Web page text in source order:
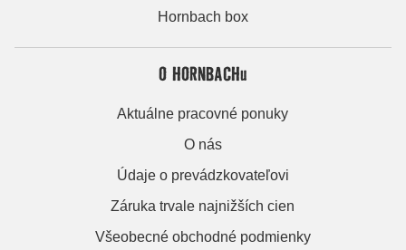
Hornbach box
O HORNBACHu
Aktuálne pracovné ponuky
O nás
Údaje o prevádzkovateľovi
Záruka trvale najnižších cien
Všeobecné obchodné podmienky